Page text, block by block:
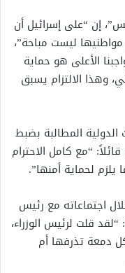
إن “على إسرائيل أن
ليست مباحة”،
الأعلى هو حماية
وهذا الالتزام يسبق
الدولية المطالبة بضبط
“مع كامل الاحترام
يلزم لحماية أمنها”.
اجتماعاته مع رئيس
“لقد قلت لرئيس الوزراء،
دمعة تذرفها أم